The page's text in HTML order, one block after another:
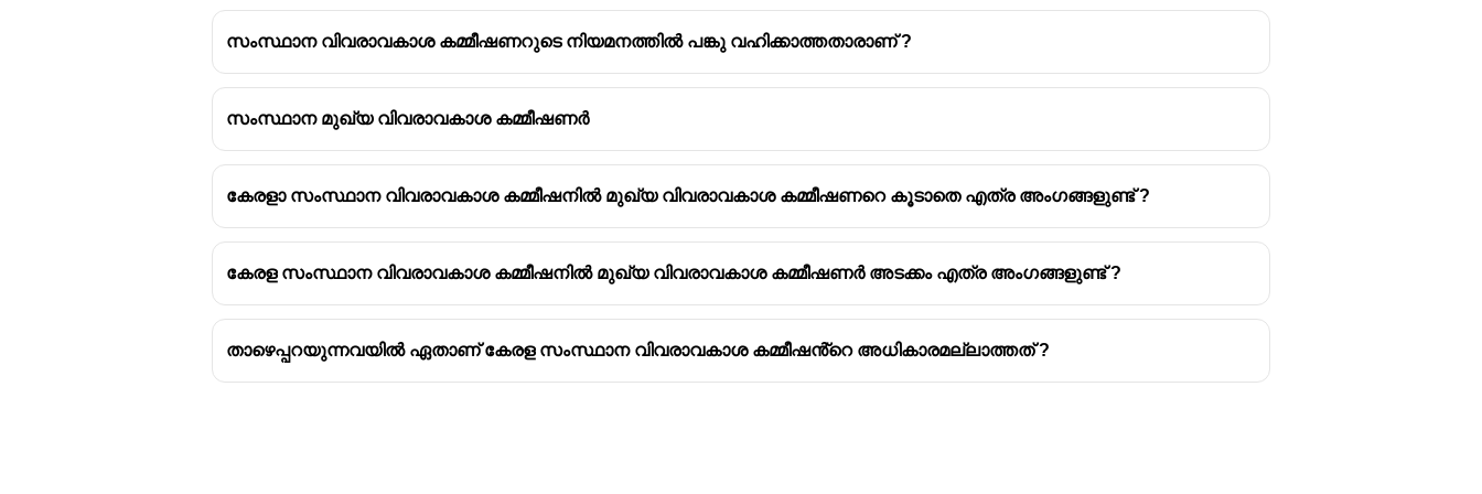
സംസ്ഥാന വിവരാവകാശ കമ്മീഷണറുടെ നിയമനത്തിൽ പങ്കു വഹിക്കാത്തതാരാണ് ?
സംസ്ഥാന മുഖ്യ വിവരാവകാശ കമ്മീഷണർ
കേരളാ സംസ്ഥാന വിവരാവകാശ കമ്മീഷനിൽ മുഖ്യ വിവരാവകാശ കമ്മീഷണറെ കൂടാതെ എത്ര അംഗങ്ങളുണ്ട് ?
കേരള സംസ്ഥാന വിവരാവകാശ കമ്മീഷനിൽ മുഖ്യ വിവരാവകാശ കമ്മീഷണർ അടക്കം എത്ര അംഗങ്ങളുണ്ട് ?
താഴെപ്പറയുന്നവയിൽ ഏതാണ് കേരള സംസ്ഥാന വിവരാവകാശ കമ്മീഷൻ്റെ അധികാരമല്ലാത്തത് ?